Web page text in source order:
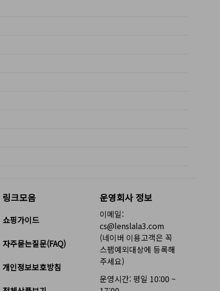
링크모음
쇼핑가이드
자주묻는질문(FAQ)
개인정보보호방침
운영회사 정보
이메일:
cs@lenslala3.com
(네이버 이용고객은 꼭
스팸예외대상에 등록해
주세요)
운영시간: 평일 10:00 ~